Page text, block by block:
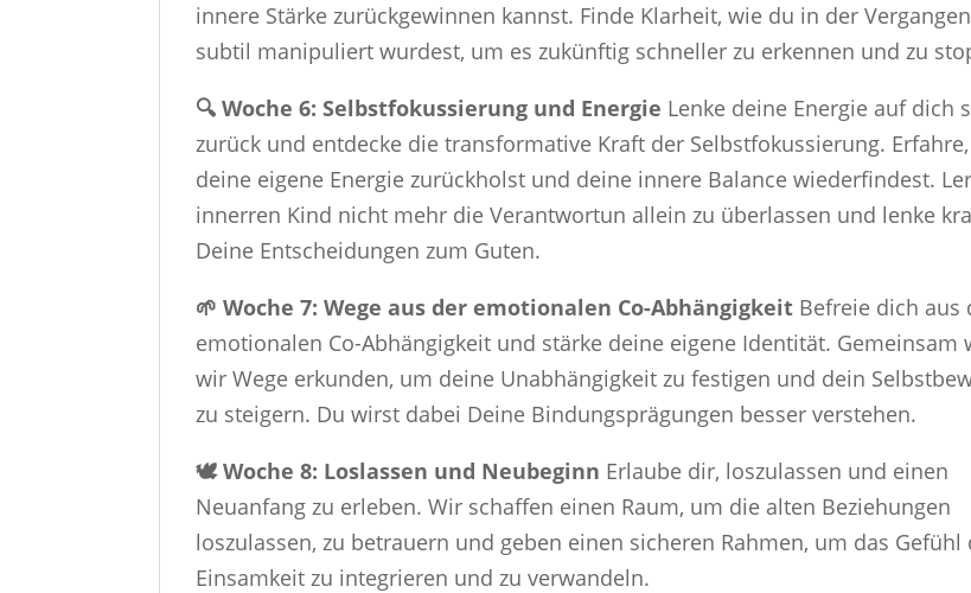
innere Stärke zurückgewinnen kannst. Finde Klarheit, wie du in der
subtil manipuliert wurdest, um es zukünftig schneller zu erkennen und zu
🔍 Woche 6: Selbstfokussierung und Energie Lenke deine Energie auf dich
zurück und entdecke die transformative Kraft der Selbstfokussierung.
deine eigene Energie zurückholst und deine innere Balance wiederfindest.
innerren Kind nicht mehr die Verantwortun allein zu überlassen und lenke
Deine Entscheidungen zum Guten.
🌱 Woche 7: Wege aus der emotionalen Co-Abhängigkeit Befreie dich aus
emotionalen Co-Abhängigkeit und stärke deine eigene Identität. Gemeinsam
wir Wege erkunden, um deine Unabhängigkeit zu festigen und dein
zu steigern. Du wirst dabei Deine Bindungsprägungen besser verstehen.
🕊️ Woche 8: Loslassen und Neubeginn Erlaube dir, loszulassen und einen
Neuanfang zu erleben. Wir schaffen einen Raum, um die alten Beziehungen
loszulassen, zu betrauern und geben einen sicheren Rahmen, um das Gefühl
Einsamkeit zu integrieren und zu verwandeln.